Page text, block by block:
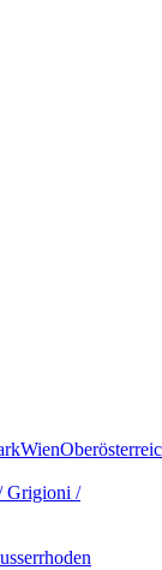
Wien
Grigioni /